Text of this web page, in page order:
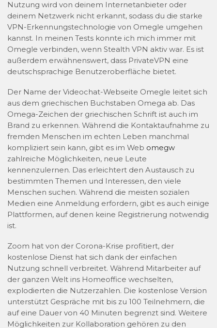
Nutzung wird von deinem Internetanbieter oder
deinem Netzwerk nicht erkannt, sodass du die starke
VPN-Erkennungstechnologie von Omegle umgehen
kannst. In meinen Tests konnte ich mich immer mit
Omegle verbinden, wenn Stealth VPN aktiv war. Es ist
außerdem erwähnenswert, dass PrivateVPN eine
deutschsprachige Benutzeroberfläche bietet.
Der Name der Videochat-Webseite Omegle leitet sich
aus dem griechischen Buchstaben Omega ab. Das
Omega-Zeichen der griechischen Schrift ist auch im
Brand zu erkennen. Während die Kontaktaufnahme zu
fremden Menschen im echten Leben manchmal
kompliziert sein kann, gibt es im Web omegw
zahlreiche Möglichkeiten, neue Leute
kennenzulernen. Das erleichtert den Austausch zu
bestimmten Themen und Interessen, den viele
Menschen suchen. Während die meisten sozialen
Medien eine Anmeldung erfordern, gibt es auch einige
Plattformen, auf denen keine Registrierung notwendig
ist.
Zoom hat von der Corona-Krise profitiert, der
kostenlose Dienst hat sich dank der einfachen
Nutzung schnell verbreitet. Während Mitarbeiter auf
der ganzen Welt ins Homeoffice wechselten,
explodierten die Nutzerzahlen. Die kostenlose Version
unterstützt Gespräche mit bis zu 100 Teilnehmern, die
auf eine Dauer von 40 Minuten begrenzt sind. Weitere
Möglichkeiten zur Kollaboration gehören zu den